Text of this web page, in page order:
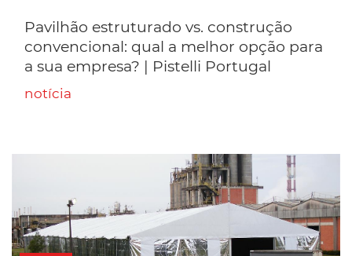
Pavilhão estruturado vs. construção
convencional: qual a melhor opção para
a sua empresa? | Pistelli Portugal
notícia